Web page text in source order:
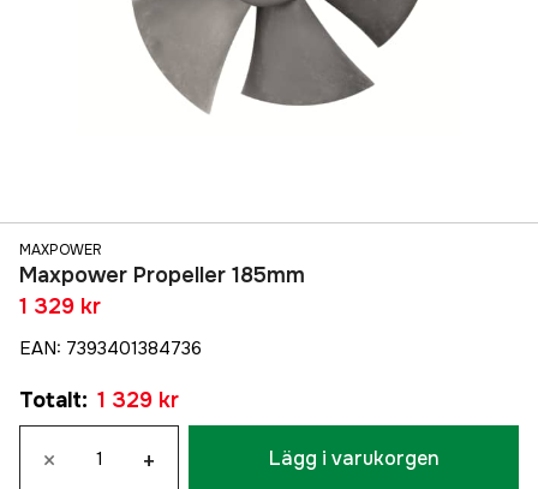
MAXPOWER
Maxpower Propeller 185mm
1 329 kr
EAN: 7393401384736
Totalt: 1 329 kr
× + Lägg i varukorgen